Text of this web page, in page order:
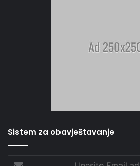
Sistem za obavještavanje